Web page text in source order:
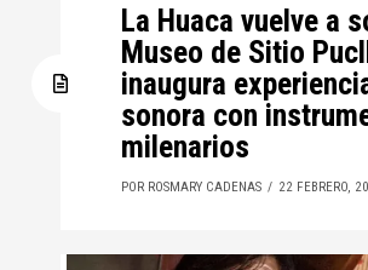
La Huaca vuelve a
Museo de Sitio
inaugura
sonora con
milenarios
POR ROSMARY CADENAS 22 FEBRERO,